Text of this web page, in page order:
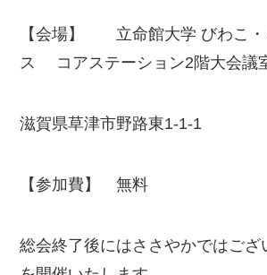
【会場】 立命館大学 びわこ・
ス コアステーション2階大会議
滋賀県草津市野路東1-1-1
【参加費】 無料
総会終了後にはささやかではござ